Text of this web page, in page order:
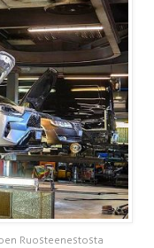
Ruosteenestosta